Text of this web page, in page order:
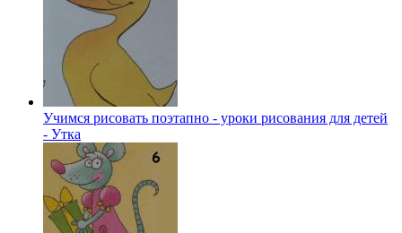
Учимся рисовать поэтапно - уроки рисования для детей
- Утка